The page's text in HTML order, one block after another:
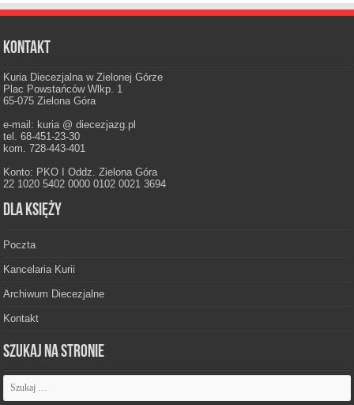
Kontakt
Kuria Diecezjalna w Zielonej Górze
Plac Powstańców Wlkp. 1
65-075 Zielona Góra
e-mail: kuria @ diecezjazg.pl
tel. 68-451-23-30
kom. 728-443-401
Konto: PKO I Oddz. Zielona Góra
22 1020 5402 0000 0102 0021 3694
Dla księży
Poczta
Kancelaria Kurii
Archiwum Diecezjalne
Kontakt
Szukaj na stronie